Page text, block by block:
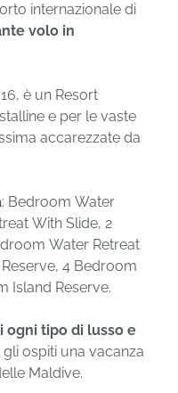
internazionale di
volo in
è un Resort
e per le vaste
accarezzate da
: Bedroom Water
With Slide, 2
Water Retreat
4 Bedroom
Island Reserve.
ogni tipo di lusso e
ospiti una vacanza
Maldive.